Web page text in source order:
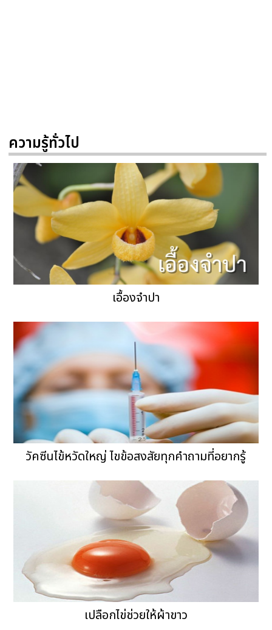
ความรู้ทั่วไป
เอื้องจำปา
วัคซีนไข้หวัดใหญ่ ไขข้อสงสัยทุกคำถามที่อยากรู้
เปลือกไข่ช่วยให้ผ้าขาว